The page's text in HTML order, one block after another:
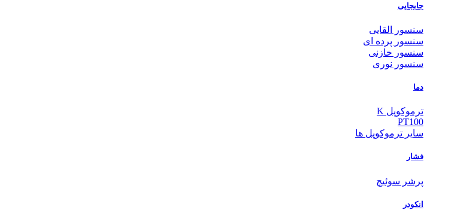
جابجایی
سنسور القایی
سنسور پرده ای
سنسور خازنی
سنسور نوری
دما
ترموکوپل K
PT100
سایر ترموکوپل ها
فشار
پرشر سوئیچ
انکودر